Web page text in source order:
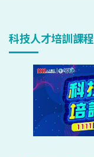
科技人才培訓課程